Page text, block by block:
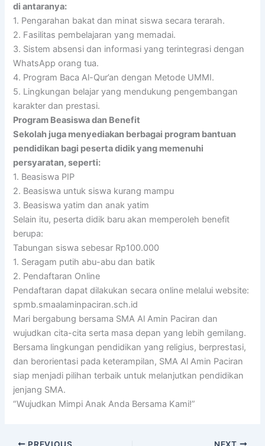
di antaranya:
1. Pengarahan bakat dan minat siswa secara terarah.
2. Fasilitas pembelajaran yang memadai.
3. Sistem absensi dan informasi yang terintegrasi dengan
WhatsApp orang tua.
4. Program Baca Al-Qur’an dengan Metode UMMI.
5. Lingkungan belajar yang mendukung pengembangan
karakter dan prestasi.
Program Beasiswa dan Benefit
Sekolah juga menyediakan berbagai program bantuan
pendidikan bagi peserta didik yang memenuhi
persyaratan, seperti:
1. Beasiswa PIP
2. Beasiswa untuk siswa kurang mampu
3. Beasiswa yatim dan anak yatim
Selain itu, peserta didik baru akan memperoleh benefit
berupa:
Tabungan siswa sebesar Rp100.000
1. Seragam putih abu-abu dan batik
2. Pendaftaran Online
Pendaftaran dapat dilakukan secara online melalui website:
spmb.smaalaminpaciran.sch.id
Mari bergabung bersama SMA Al Amin Paciran dan
wujudkan cita-cita serta masa depan yang lebih gemilang.
Bersama lingkungan pendidikan yang religius, berprestasi,
dan berorientasi pada keterampilan, SMA Al Amin Paciran
siap menjadi pilihan terbaik untuk melanjutkan pendidikan
jenjang SMA.
“Wujudkan Mimpi Anak Anda Bersama Kami!”
PREVIOUS NEXT